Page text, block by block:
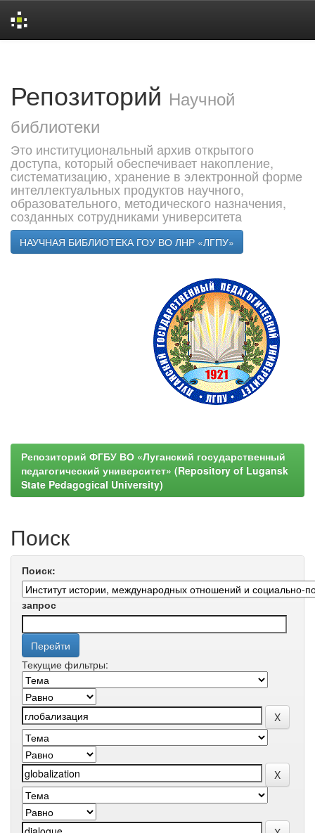
Репозиторий Научной
библиотеки
Это институциональный архив открытого
доступа, который обеспечивает накопление,
систематизацию, хранение в электронной форме
интеллектуальных продуктов научного,
образовательного, методического назначения,
созданных сотрудниками университета
НАУЧНАЯ БИБЛИОТЕКА ГОУ ВО ЛНР «ЛГПУ»
Репозиторий ФГБУ ВО «Луганский государственный
педагогический университет» (Repository of Lugansk
State Pedagogical University)
Поиск
Поиск:
запрос
Текущие фильтры: